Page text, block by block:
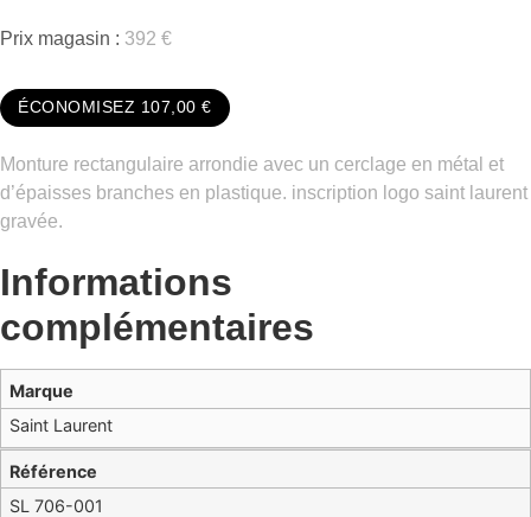
Prix magasin : 392 €
ÉCONOMISEZ 107,00 €
Monture rectangulaire arrondie avec un cerclage en métal et
d’épaisses branches en plastique. inscription logo saint laurent
gravée.
Informations
complémentaires
Référence
SL 706-001
Marque
Saint Laurent